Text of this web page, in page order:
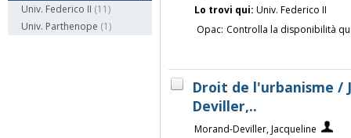
Univ. Federico II (11)
Univ. Parthenope (1)
Lo trovi qui: Univ. Federico II
Opac: Controlla la disponibilità
Droit de l'urbanisme /
Deviller,..
Morand-Deviller, Jacqueline